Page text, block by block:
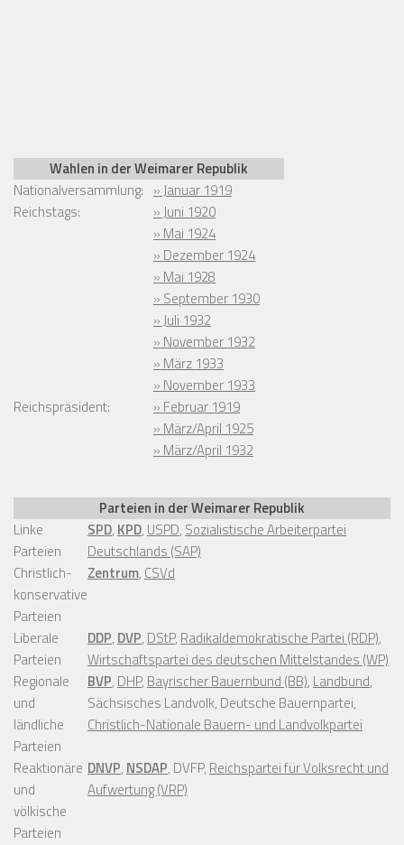
Wahlen in der Weimarer Republik
Nationalversammlung: » Januar 1919
Reichstags:
» Juni 1920
» Mai 1924
» Dezember 1924
» Mai 1928
» September 1930
» Juli 1932
» November 1932
» März 1933
» November 1933
Reichspräsident:
» Februar 1919
» März/April 1925
» März/April 1932
Parteien in der Weimarer Republik
Linke
Parteien
SPD, KPD, USPD, Sozialistische Arbeiterpartei
Deutschlands (SAP)
Christlich-
konservative
Parteien
Zentrum, CSVd
Liberale
Parteien
DDP, DVP, DStP, Radikaldemokratische Partei (RDP),
Wirtschaftspartei des deutschen Mittelstandes (WP)
Regionale
und
ländliche
Parteien
BVP, DHP, Bayrischer Bauernbund (BB), Landbund,
Sächsisches Landvolk, Deutsche Bauernpartei,
Christlich-Nationale Bauern- und Landvolkpartei
Reaktionäre
und
völkische
Parteien
DNVP, NSDAP, DVFP, Reichspartei für Volksrecht und
Aufwertung (VRP)